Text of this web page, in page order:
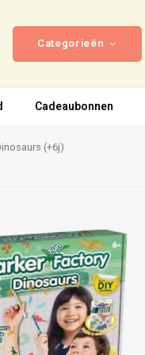
Categorieën
Cadeaubonnen
(+6j)